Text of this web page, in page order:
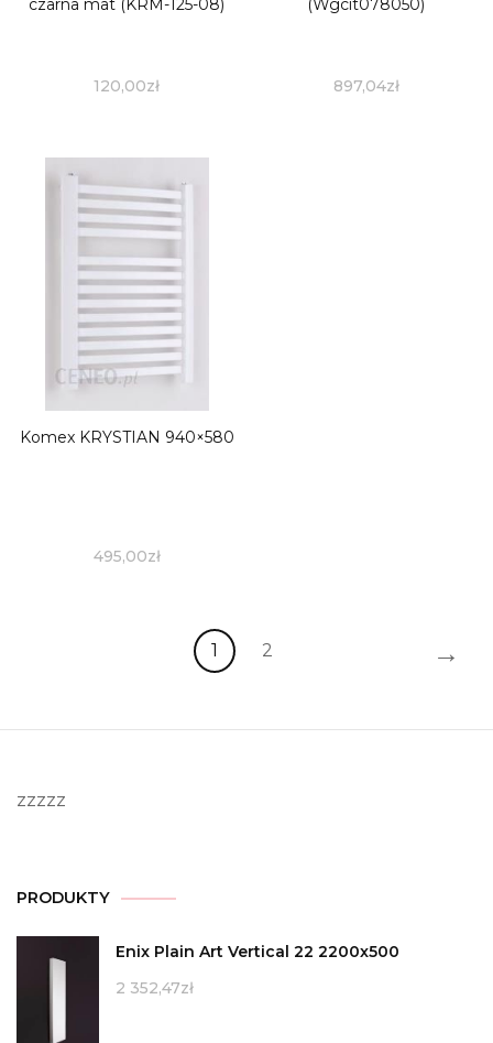
120,00zł 897,04zł
Komex KRYSTIAN 940×580
495,00zł
1 2 →
zzzzz
PRODUKTY
Enix Plain Art Vertical 22 2200x500
2 352,47zł